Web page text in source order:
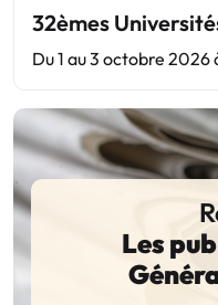
32èmes
Du 1 au 3 octobre 2026
Les